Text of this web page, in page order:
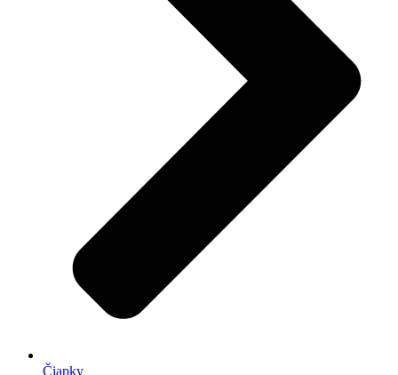
Čiapky